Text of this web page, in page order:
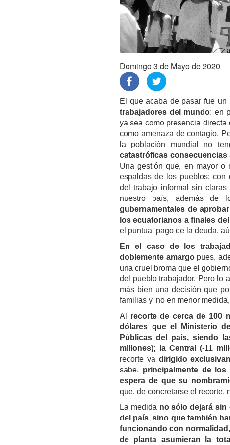
Domingo 3 de Mayo de 2020
El que acaba de pasar fue un
trabajadores del mundo: en
ya sea como presencia
como amenaza de contagio.
la población mundial no
catastróficas
Una gestión que, en mayor o
espaldas de los pueblos: con
del trabajo informal sin claras
nuestro país, además de
gubernamentales de
los ecuatorianos a finales
el puntual pago de la deuda,
En el caso de los
doblemente amargo pues,
una cruel broma que el
del pueblo trabajador. Pero lo
más bien una decisión que
familias y, no en menor
Al recorte de cerca de 100
dólares que el Ministerio
Públicas del país, siendo
millones); la Central (-11
recorte va dirigido
sabe, principalmente de
espera de que su
que, de concretarse el recorte,
La medida no sólo dejará sin
del país, sino que también
funcionando con
de planta asumieran la